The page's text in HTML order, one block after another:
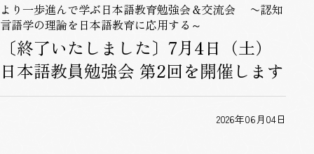
より一歩進んで学ぶ日本語教育勉強会＆交流会 〜認知
言語学の理論を日本語教育に応用する～
〔終了いたしました〕7月4日（土）
日本語教員勉強会 第2回を開催します
2026年06月04日